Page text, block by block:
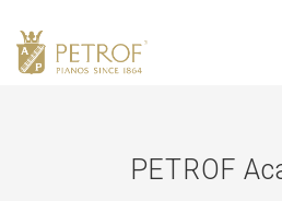
PETROF